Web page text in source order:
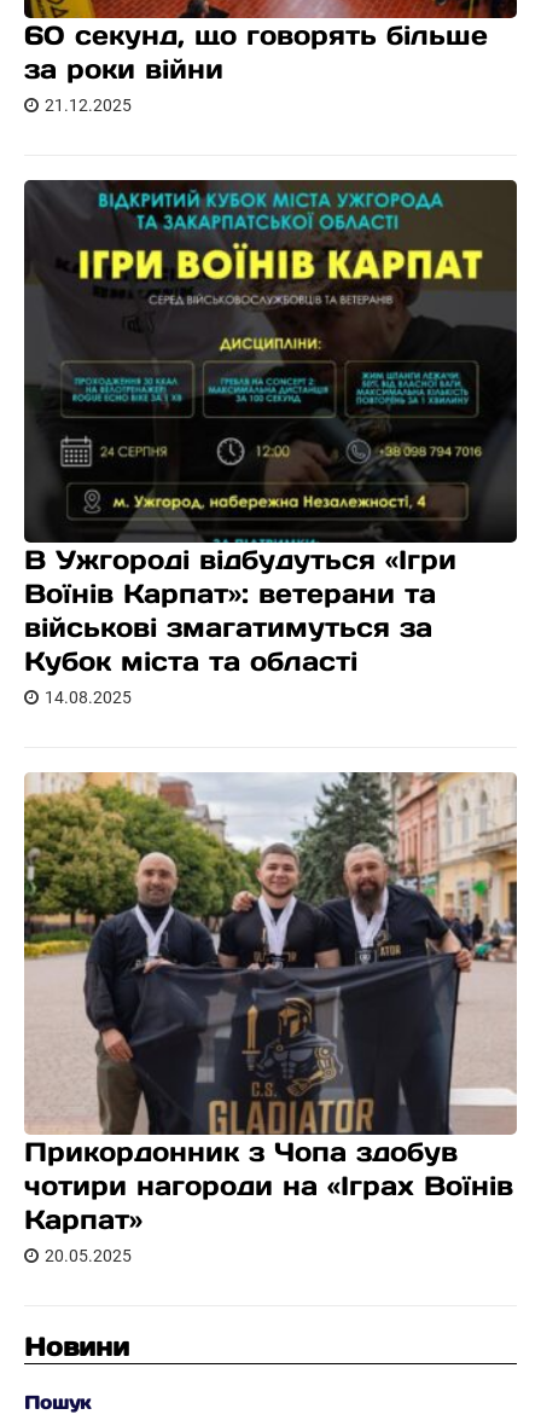
60 секунд, що говорять більше
за роки війни
21.12.2025
В Ужгороді відбудуться «Ігри
Воїнів Карпат»: ветерани та
військові змагатимуться за
Кубок міста та області
14.08.2025
Прикордонник з Чопа здобув
чотири нагороди на «Іграх Воїнів
Карпат»
20.05.2025
Новини
Пошук